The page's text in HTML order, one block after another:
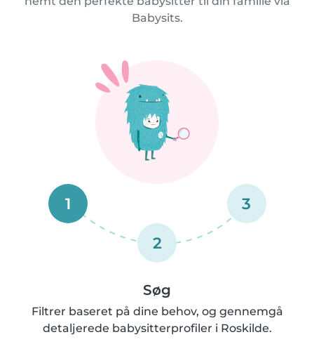
Babysits.
1
2
3
Søg
Filtrer baseret på dine behov, og gennemgå
detaljerede babysitterprofiler i Roskilde.